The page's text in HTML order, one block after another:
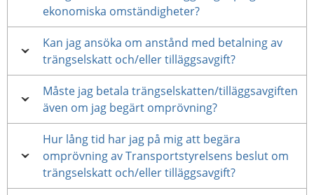
ekonomiska omständigheter?
Kan jag ansöka om anstånd med betalning av
trängselskatt och/eller tilläggsavgift?
Måste jag betala trängselskatten/tilläggsavgiften
även om jag begärt omprövning?
Hur lång tid har jag på mig att begära
omprövning av Transportstyrelsens beslut om
trängselskatt och/eller tilläggsavgift?